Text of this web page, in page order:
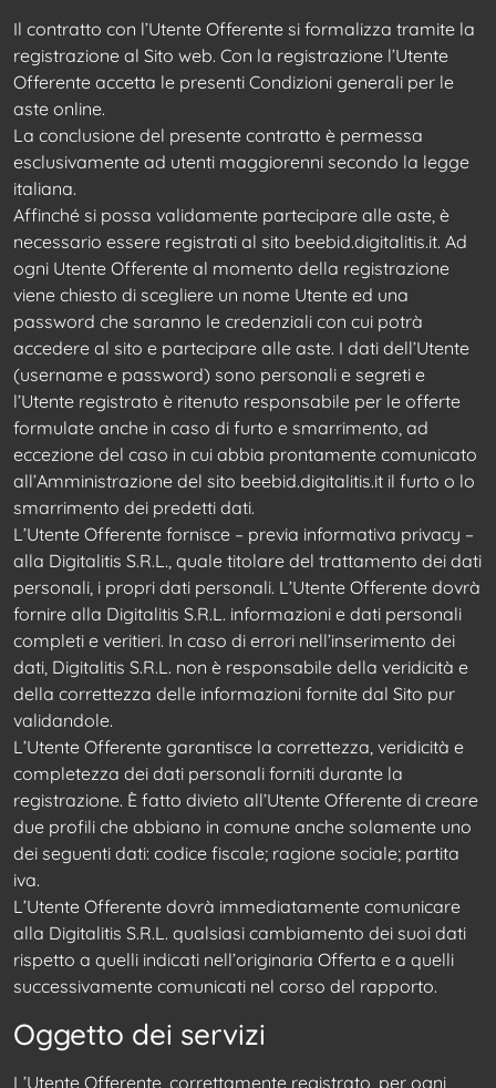
Il contratto con l’Utente Offerente si formalizza tramite la
registrazione al Sito web. Con la registrazione l’Utente
Offerente accetta le presenti Condizioni generali per le
aste online.
La conclusione del presente contratto è permessa
esclusivamente ad utenti maggiorenni secondo la legge
italiana.
Affinché si possa validamente partecipare alle aste, è
necessario essere registrati al sito beebid.digitalitis.it. Ad
ogni Utente Offerente al momento della registrazione
viene chiesto di scegliere un nome Utente ed una
password che saranno le credenziali con cui potrà
accedere al sito e partecipare alle aste. I dati dell’Utente
(username e password) sono personali e segreti e
l’Utente registrato è ritenuto responsabile per le offerte
formulate anche in caso di furto e smarrimento, ad
eccezione del caso in cui abbia prontamente comunicato
all’Amministrazione del sito beebid.digitalitis.it il furto o lo
smarrimento dei predetti dati.
L’Utente Offerente fornisce – previa informativa privacy –
alla Digitalitis S.R.L., quale titolare del trattamento dei dati
personali, i propri dati personali. L’Utente Offerente dovrà
fornire alla Digitalitis S.R.L. informazioni e dati personali
completi e veritieri. In caso di errori nell’inserimento dei
dati, Digitalitis S.R.L. non è responsabile della veridicità e
della correttezza delle informazioni fornite dal Sito pur
validandole.
L’Utente Offerente garantisce la correttezza, veridicità e
completezza dei dati personali forniti durante la
registrazione. È fatto divieto all’Utente Offerente di creare
due profili che abbiano in comune anche solamente uno
dei seguenti dati: codice fiscale; ragione sociale; partita
iva.
L’Utente Offerente dovrà immediatamente comunicare
alla Digitalitis S.R.L. qualsiasi cambiamento dei suoi dati
rispetto a quelli indicati nell’originaria Offerta e a quelli
successivamente comunicati nel corso del rapporto.
Oggetto dei servizi
L’Utente Offerente, correttamente registrato, per ogni